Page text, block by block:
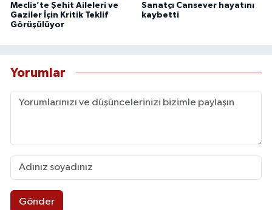
Meclis’te Şehit Aileleri ve
Gaziler İçin Kritik Teklif
Görüşülüyor
Sanatçı Cansever hayatını
kaybetti
Yorumlar
Gönder